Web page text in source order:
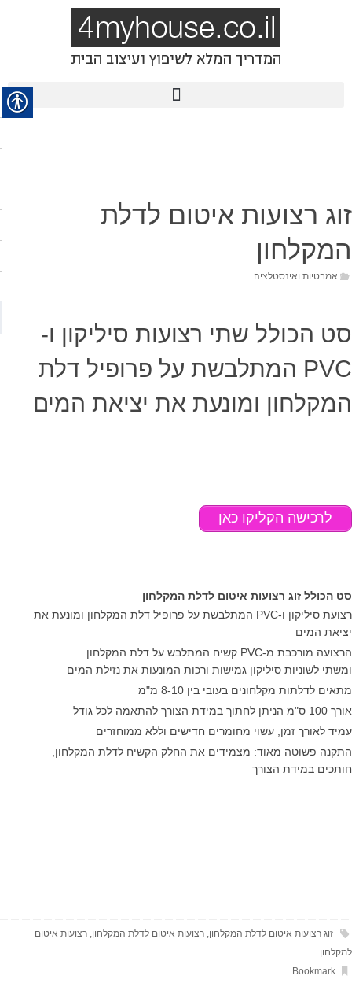
זוג רצועות איטום לדלת
המקלחון
אמבטיות ואינסטלציה
סט הכולל שתי רצועות סיליקון ו-
PVC המתלבשת על פרופיל דלת
המקלחון ומונעת את יציאת המים
לרכישה הקליקו כאן
סט הכולל זוג רצועות איטום לדלת המקלחון
רצועת סיליקון ו-PVC המתלבשת על פרופיל דלת המקלחון ומונעת את
יציאת המים
הרצועה מורכבת מ-PVC קשיח המתלבש על דלת המקלחון
ומשתי לשוניות סיליקון גמישות ורכות המונעות את נזילת המים
מתאים לדלתות מקלחונים בעובי בין 8-10 מ"מ
אורך 100 ס"מ הניתן לחתוך במידת הצורך להתאמה לכל גודל
עמיד לאורך זמן, עשוי מחומרים חדישים וללא ממוחזרים
התקנה פשוטה מאוד: מצמידים את החלק הקשיח לדלת המקלחון,
חותכים במידת הצורך
זוג רצועות איטום לדלת המקלחון, רצועות איטום לדלת המקלחון, רצועות איטום
למקלחון.
Bookmark
.